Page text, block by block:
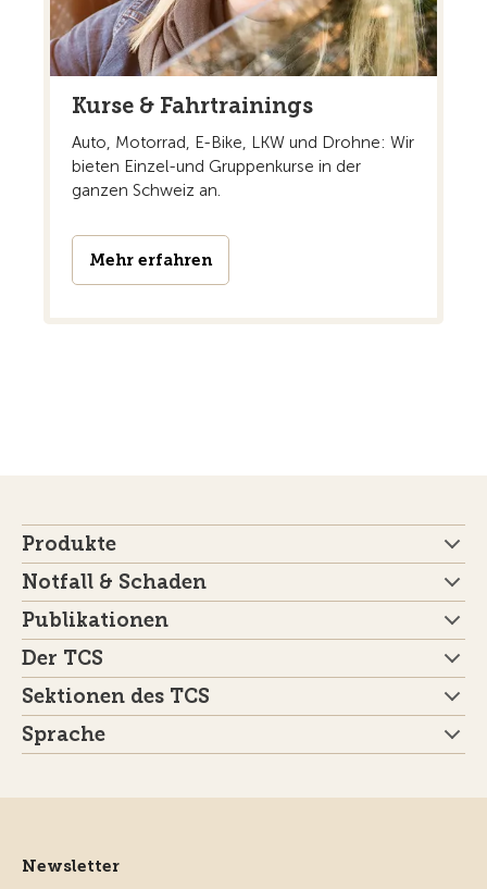
Kurse & Fahrtrainings
Auto, Motorrad, E-Bike, LKW und Drohne: Wir
bieten Einzel-und Gruppenkurse in der
ganzen Schweiz an.
Mehr erfahren
Produkte
Notfall & Schaden
Publikationen
Der TCS
Sektionen des TCS
Sprache
Newsletter